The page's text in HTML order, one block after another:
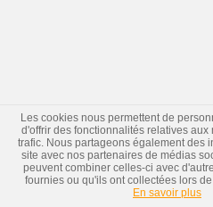
Les cookies nous permettent de
d'offrir des fonctionnalités relatives
trafic. Nous partageons également des
site avec nos partenaires de médias
peuvent combiner celles-ci avec
fournies ou qu'ils ont collectées lors
En savoir plus